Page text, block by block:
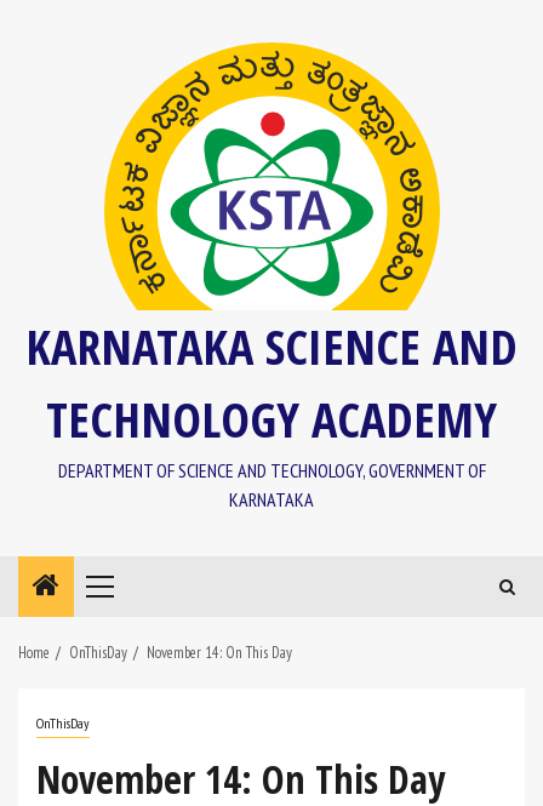
KARNATAKA SCIENCE AND
TECHNOLOGY ACADEMY
DEPARTMENT OF SCIENCE AND TECHNOLOGY, GOVERNMENT OF
KARNATAKA
Primary
Home OnThisDay November 14: On This Day
OnThisDay
November 14: On This Day